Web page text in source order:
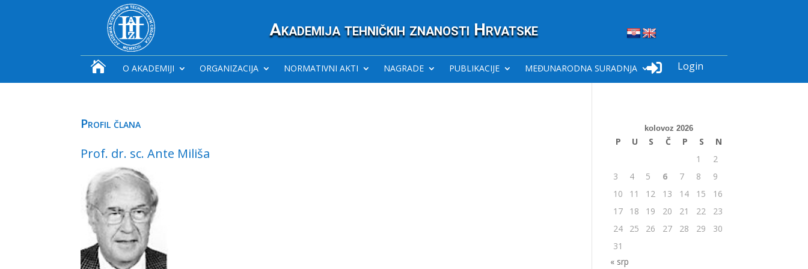
Akademija tehničkih znanosti Hrvatske
 O AKADEMIJI ORGANIZACIJA NORMATIVNI AKTI NAGRADE PUBLIKACIJE MEĐUNARODNA SURADNJA  Login
Profil člana
Prof. dr. sc. Ante Miliša
kolovoz 2026
P U S Č P S
N
1
2
3
4 5 6 7 8
9
10
11 12 13 14 15
16
17
18 19 20 21 22
23
24
25 26 27 28 29
30
31
« srp